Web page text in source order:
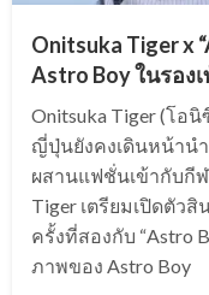
Onitsuka Tiger x
Astro Boy ในรอง
Onitsuka Tiger (โอ
ญี่ปุ่นยังคงเดินหน้าน
ผสานแฟชั่นเข้ากับกี
Tiger เตรียมเปิดตัว
ครั้งที่สองกับ “Astro
ภาพของ Astro Boy